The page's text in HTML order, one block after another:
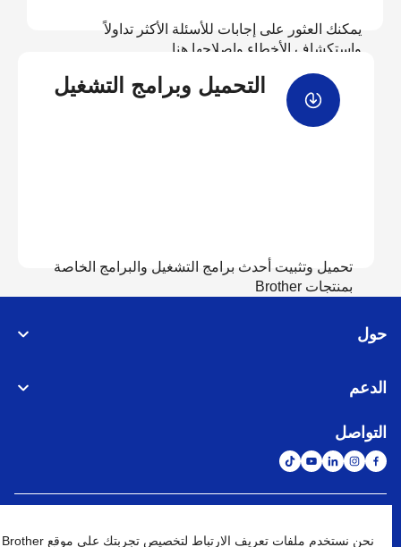
يمكنك العثور على إجابات للأسئلة الأكثر تداولاً
واستكشاف الأخطاء وإصلاحها هنا
عرض الأسئلة المتداولة
التحميل وبرامج التشغيل
تحميل وتثبيت أحدث برامج التشغيل والبرامج الخاصة
بمنتجات Brother
حول
الدعم
التواصل
نحن نستخدم ملفات تعريف الارتباط لتخصيص تجربتك على موقع Brother